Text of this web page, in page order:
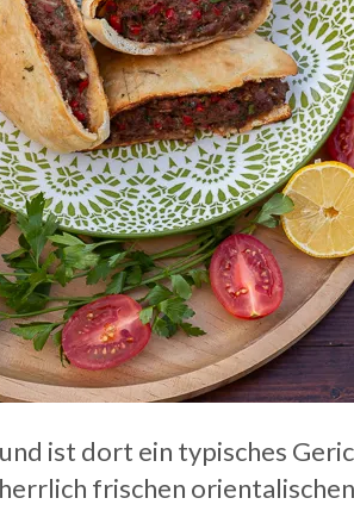
ist dort ein typisches
frischen